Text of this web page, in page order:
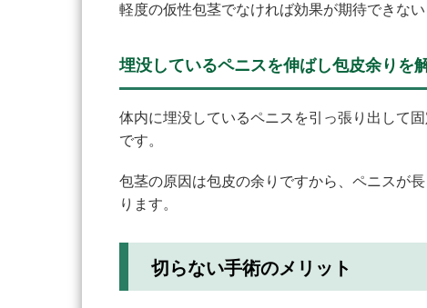
軽度の仮性包茎でなければ効果が期待できない
埋没しているペニスを伸ばし包皮余りを
体内に埋没しているペニスを引っ張り出して
です。
包茎の原因は包皮の余りですから、ペニスが
ります。
切らない手術のメリット